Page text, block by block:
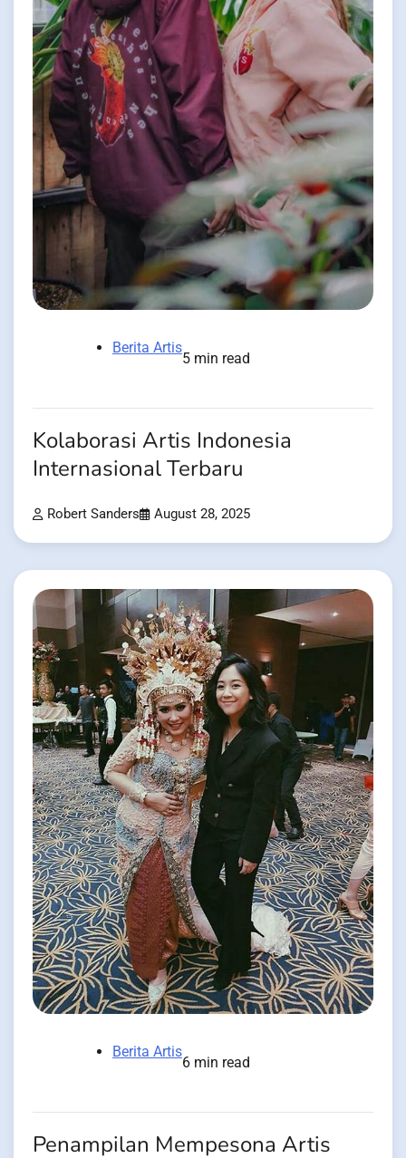
Berita Artis
5 min read
Kolaborasi Artis Indonesia
Internasional Terbaru
Robert Sanders August 28, 2025
Berita Artis
6 min read
Penampilan Mempesona Artis